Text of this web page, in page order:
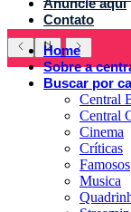
Anuncie aqui
Contato
Home
Sobre a
Buscar por
Central
Central
Cinema
Críticas
Famosos
Musica